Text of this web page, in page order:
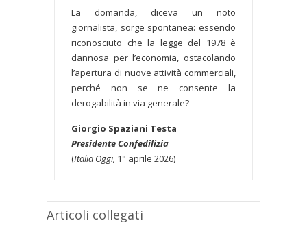
La domanda, diceva un noto
giornalista, sorge spontanea: essendo
riconosciuto che la legge del 1978 è
dannosa per l’economia, ostacolando
l’apertura di nuove attività commerciali,
perché non se ne consente la
derogabilità in via generale?
Giorgio Spaziani Testa
Presidente Confedilizia
(Italia Oggi, 1° aprile 2026)
Articoli collegati